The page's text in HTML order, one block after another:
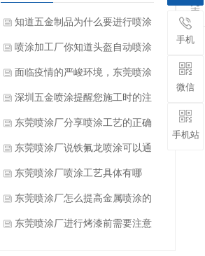
知道五金制品为什么要进行喷涂
加工吗？
喷涂加工厂你知道头盔自动喷涂
设备的特点吗？
面临疫情的严峻环境，东莞喷涂
厂家该如何顺利开展工作？
深圳五金喷涂提醒您施工时的注
意要点
东莞喷涂厂分享喷涂工艺的正确
操作和技巧
东莞喷涂厂说铁氟龙喷涂可以通
过几种方法测试储存变质问题
东莞喷涂厂喷涂工艺具体有哪
些？
东莞喷涂厂怎么提高金属喷涂的
效果？
东莞喷涂厂进行烤漆前需要注意
手机
微信
手机站